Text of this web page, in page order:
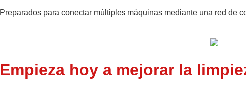
Preparados para conectar múltiples máquinas mediante una red de
Empieza hoy a mejorar la